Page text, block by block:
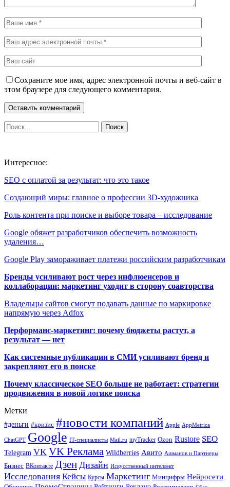
Сохраните мое имя, адрес электронной почты и веб-сайт в
этом браузере для следующего комментария.
Интересное:
SEO с оплатой за результат: что это такое
Создающий миры: главное о профессии 3D-художника
Роль контента при поиске и выборе товара – исследование
Google обяжет разработчиков обеспечить возможность
удаления…
Google Play замораживает платежи российским разработчикам
Бренды усиливают рост через инфлюенсеров и
коллаборации: маркетинг уходит в сторону соавторства
Владельцы сайтов смогут подавать данные по маркировке
напрямую через Adfox
Перформанс-маркетинг: почему бюджеты растут, а
результат — нет
Как системные публикации в СМИ усиливают бренд и
закрепляют его в поиске
Почему классическое SEO больше не работает: стратегии
продвижения в новой логике поиска
Метки
#деньги #кризис #новости компаний Apple AppMetrica
ChatGPT Google IT-специалисты Mail.ru myTracker Ozon Rustore SEO
Telegram VK VK Реклама Wildberries Авито Ашманов и Партнеры
Бизнес ВКонтакте Дзен Дизайн Искусственный интеллект
Исследования Кейсы Курсы Маркетинг Минцифры Нейросети